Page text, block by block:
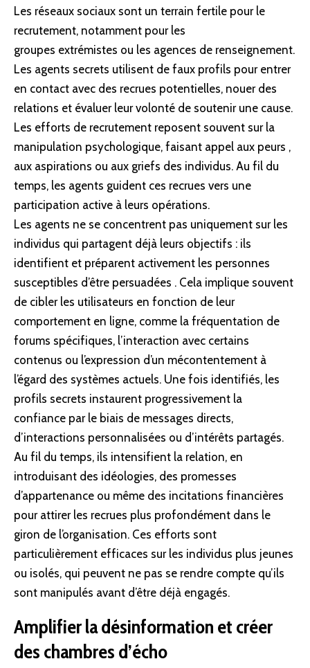
Les réseaux sociaux sont un terrain fertile pour le
recrutement, notamment pour les
groupes extrémistes ou les agences de renseignement.
Les agents secrets utilisent de faux profils pour entrer
en contact avec des recrues potentielles, nouer des
relations et évaluer leur volonté de soutenir une cause.
Les efforts de recrutement reposent souvent sur la
manipulation psychologique, faisant appel aux peurs ,
aux aspirations ou aux griefs des individus. Au fil du
temps, les agents guident ces recrues vers une
participation active à leurs opérations.
Les agents ne se concentrent pas uniquement sur les
individus qui partagent déjà leurs objectifs : ils
identifient et préparent activement les personnes
susceptibles d’être persuadées . Cela implique souvent
de cibler les utilisateurs en fonction de leur
comportement en ligne, comme la fréquentation de
forums spécifiques, l’interaction avec certains
contenus ou l’expression d’un mécontentement à
l’égard des systèmes actuels. Une fois identifiés, les
profils secrets instaurent progressivement la
confiance par le biais de messages directs,
d’interactions personnalisées ou d’intérêts partagés.
Au fil du temps, ils intensifient la relation, en
introduisant des idéologies, des promesses
d’appartenance ou même des incitations financières
pour attirer les recrues plus profondément dans le
giron de l’organisation. Ces efforts sont
particulièrement efficaces sur les individus plus jeunes
ou isolés, qui peuvent ne pas se rendre compte qu’ils
sont manipulés avant d’être déjà engagés.
Amplifier la désinformation et créer
des chambres d’écho